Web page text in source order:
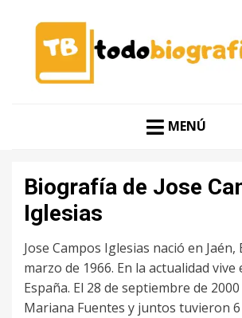
TODO MENÚ
Biografía de Jose
Iglesias
Jose Campos Iglesias nació en Jaén,
marzo de 1966. En la actualidad vive
España. El 28 de septiembre de
Mariana Fuentes y juntos tuvieron